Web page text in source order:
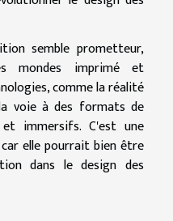
semble prometteur,
mondes imprimé et
comme la réalité
voie à des formats de
immersifs. C'est une
elle pourrait bien être
dans le design des